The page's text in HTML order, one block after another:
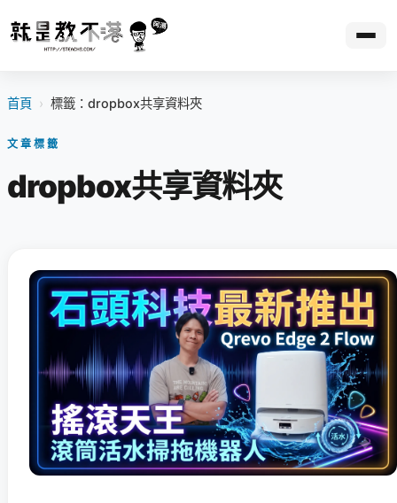
首頁 › 標籤：dropbox共享資料夾
文章標籤
dropbox共享資料夾